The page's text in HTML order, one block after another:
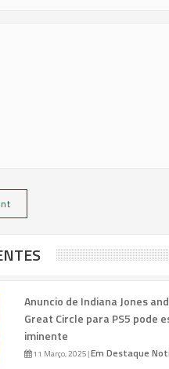
Anuncio de Indiana Jones
Great Circle para PS5 pode
iminente
11 Março, 2025|Em Destaque